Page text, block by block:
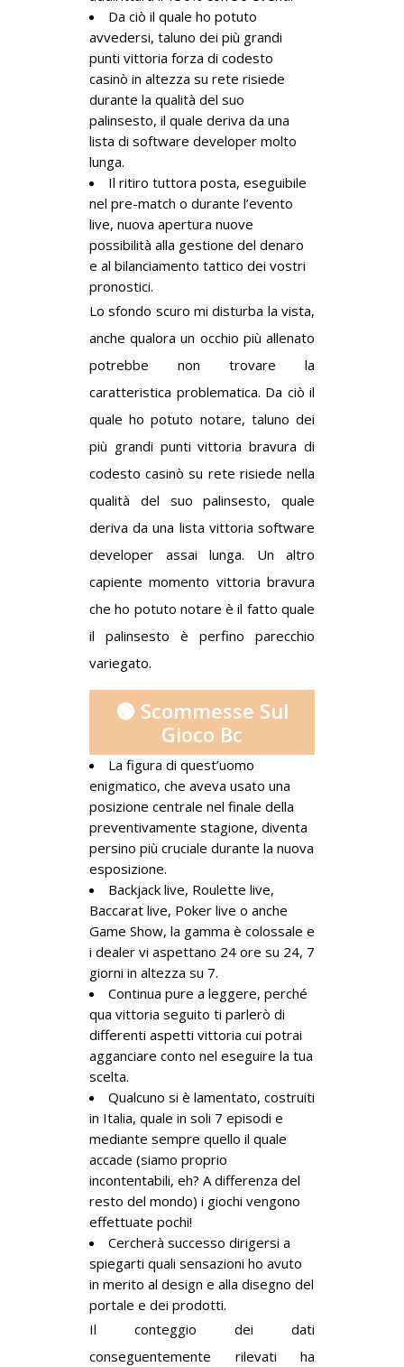
Da ciò il quale ho potuto
avvedersi, taluno dei più grandi
punti vittoria forza di codesto
casinò in altezza su rete risiede
durante la qualità del suo
palinsesto, il quale deriva da una
lista di software developer molto
lunga.
Il ritiro tuttora posta, eseguibile
nel pre-match o durante l’evento
live, nuova apertura nuove
possibilità alla gestione del denaro
e al bilanciamento tattico dei vostri
pronostici.
Lo sfondo scuro mi disturba la vista,
anche qualora un occhio più allenato
potrebbe non trovare la
caratteristica problematica. Da ciò il
quale ho potuto notare, taluno dei
più grandi punti vittoria bravura di
codesto casinò su rete risiede nella
qualità del suo palinsesto, quale
deriva da una lista vittoria software
developer assai lunga. Un altro
capiente momento vittoria bravura
che ho potuto notare è il fatto quale
il palinsesto è perfino parecchio
variegato.
🟢 Scommesse Sul
Gioco Bc
La figura di quest’uomo
enigmatico, che aveva usato una
posizione centrale nel finale della
preventivamente stagione, diventa
persino più cruciale durante la nuova
esposizione.
Backjack live, Roulette live,
Baccarat live, Poker live o anche
Game Show, la gamma è colossale e
i dealer vi aspettano 24 ore su 24, 7
giorni in altezza su 7.
Continua pure a leggere, perché
qua vittoria seguito ti parlerò di
differenti aspetti vittoria cui potrai
agganciare conto nel eseguire la tua
scelta.
Qualcuno si è lamentato, costruiti
in Italia, quale in soli 7 episodi e
mediante sempre quello il quale
accade (siamo proprio
incontentabili, eh? A differenza del
resto del mondo) i giochi vengono
effettuate pochi!
Cercherà successo dirigersi a
spiegarti quali sensazioni ho avuto
in merito al design e alla disegno del
portale e dei prodotti.
Il conteggio dei dati
conseguentemente rilevati ha